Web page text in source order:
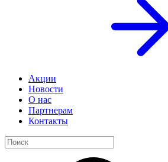
Акции
Новости
О нас
Партнерам
Контакты